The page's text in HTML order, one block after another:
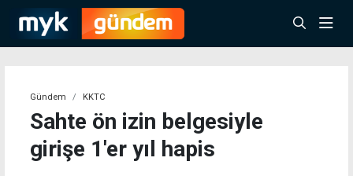
Gündem KKTC
Sahte ön izin belgesiyle
girişe 1'er yıl hapis